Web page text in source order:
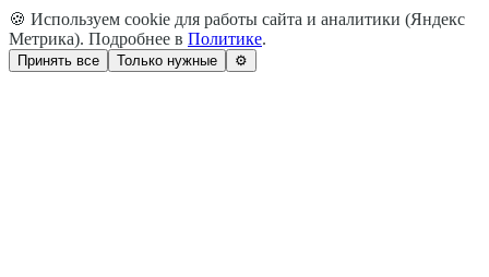
🍪 Используем cookie для работы сайта и аналитики (Яндекс
Метрика). Подробнее в Политике.
Принять все Только нужные ⚙